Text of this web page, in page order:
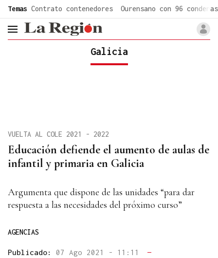
Temas Contrato contenedores Ourensano con 96 condenas
header.menu.open
Galicia
Educación defiende el aumento de aulas de
infantil y primaria en Galicia
VUELTA AL COLE 2021 - 2022
Argumenta que dispone de las unidades “para dar
respuesta a las necesidades del próximo curso”
AGENCIAS
Publicado: 07 Ago 2021 - 11:11
—